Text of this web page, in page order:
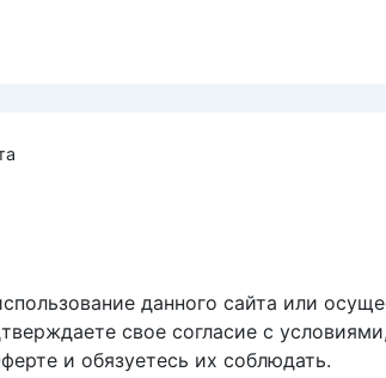
данного сайта или
свое согласие с
и обязуетесь их соблюдать.